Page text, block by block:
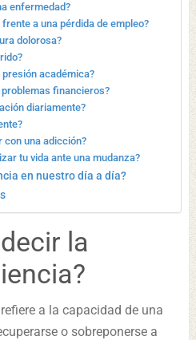
enfermedad?
a una pérdida de empleo?
dolorosa?
presión académica?
financieros?
diariamente?
con una adicción?
tu vida ante una mudanza?
en nuestro día a día?
la
a la capacidad de una
o sobreponerse a